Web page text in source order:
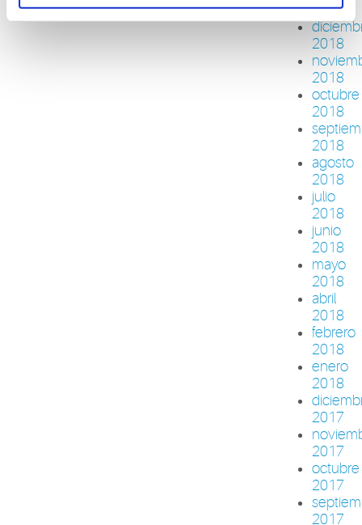
2019
2018
2018
octubre
2018
2018
agosto
2018
julio
2018
junio
2018
mayo
2018
abril
2018
febrero
2018
enero
2018
2017
2017
octubre
2017
2017